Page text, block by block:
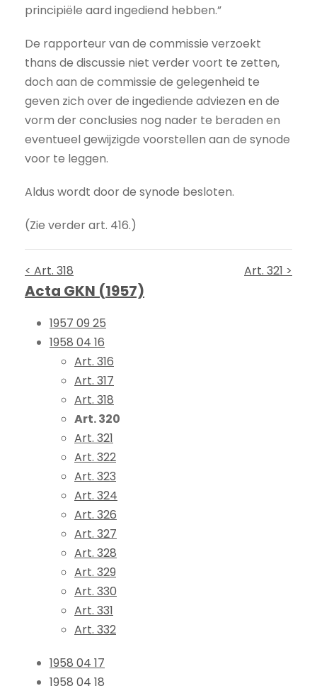
principiële aard ingediend hebben.”
De rapporteur van de commissie verzoekt
thans de discussie niet verder voort te zetten,
doch aan de commissie de gelegenheid te
geven zich over de ingediende adviezen en de
vorm der conclusies nog nader te beraden en
eventueel gewijzigde voorstellen aan de synode
voor te leggen.
Aldus wordt door de synode besloten.
(Zie verder art. 416.)
< Art. 318 Art. 321 >
Acta GKN (1957)
1957 09 25
1958 04 16
Art. 316
Art. 317
Art. 318
Art. 320
Art. 321
Art. 322
Art. 323
Art. 324
Art. 326
Art. 327
Art. 328
Art. 329
Art. 330
Art. 331
Art. 332
1958 04 17
1958 04 18